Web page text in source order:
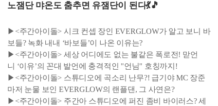
노잼단 먀온도 춤추면 유잼단이 된다💃🎵
▶<주간아이돌> 시크 컨셉 장인 EVERGLOW가 알고 보니 바
보들? 녹화 내내 ‘바보들’이 나온 이유는?
▶<주간아이돌> 세상 어디에도 없는 불같은 폭로전! 맏언
니 ‘이유’의 꼰대 발언에 충격적인 "언님" 호칭까지!
▶<주간아이돌> 스튜디오에 곡소리 난무?! 급기야 MC 장준
마저 눈물 보인 EVERGLOW의 랜플댄, 그 사연은?
▶<주간아이돌> 주간아 스튜디오에 퍼진 좀비 바이러스? 세